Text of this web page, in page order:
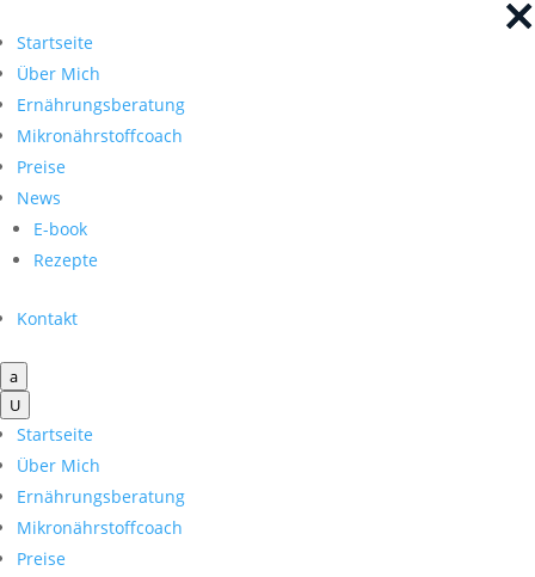
Startseite
Über Mich
Ernährungsberatung
Mikronährstoffcoach
Preise
News
E-book
Rezepte
Kontakt
a
U
Startseite
Über Mich
Ernährungsberatung
Mikronährstoffcoach
Preise